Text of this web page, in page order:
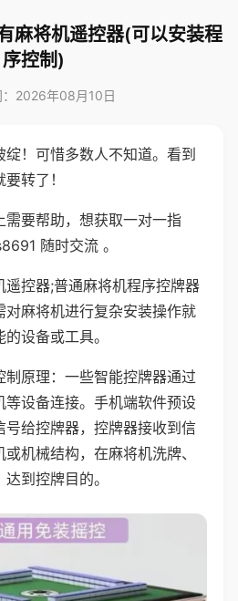
麻将机遥控器(可以安装程
序控制)
：2026年08月10日
绽！可惜多数人不知道。看到
转了！
需要帮助，想获取一对一指
随时交流 。
遥控器;普通麻将机程序控牌器
对麻将机进行复杂安装操作就
设备或工具。
制原理：一些智能控牌器通过
等设备连接。手机端软件预设
号给控牌器，控牌器接收到信
机械结构，在麻将机洗牌、
到控牌目的。